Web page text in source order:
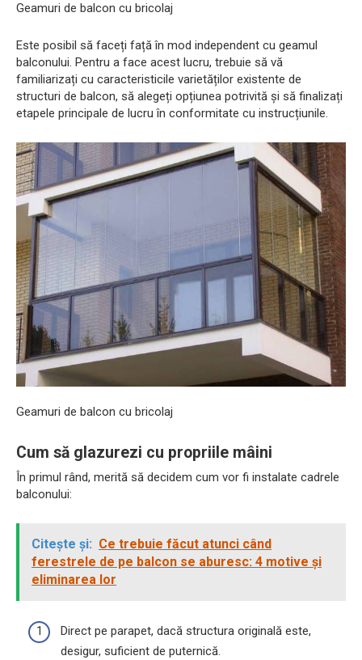
Geamuri de balcon cu bricolaj
Este posibil să faceți față în mod independent cu geamul
balconului. Pentru a face acest lucru, trebuie să vă
familiarizați cu caracteristicile varietăților existente de
structuri de balcon, să alegeți opțiunea potrivită și să finalizați
etapele principale de lucru în conformitate cu instrucțiunile.
Geamuri de balcon cu bricolaj
Cum să glazurezi cu propriile mâini
În primul rând, merită să decidem cum vor fi instalate cadrele
balconului:
Citește și: Ce trebuie făcut atunci când
ferestrele de pe balcon se aburesc: 4 motive și
eliminarea lor
Direct pe parapet, dacă structura originală este,
desigur, suficient de puternică.